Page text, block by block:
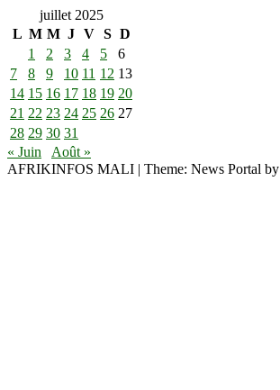
juillet 2025
L M M J V S D
1
2 3 4 5
6
7
8 9 10 11 12 13
14 15 16 17 18 19 20
21 22 23 24 25 26 27
28 29 30 31
« Juin
Août »
AFRIKINFOS MALI | Theme: News Portal by